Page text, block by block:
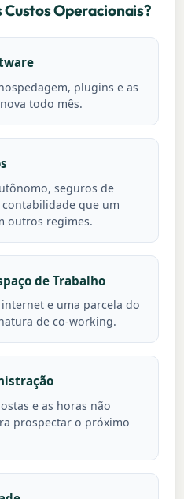
Custos Operacionais?
plugins e as
todo mês.
seguros de
que um
outros regimes.
de Trabalho
e uma parcela do
de co-working.
e as horas não
prospectar o próximo